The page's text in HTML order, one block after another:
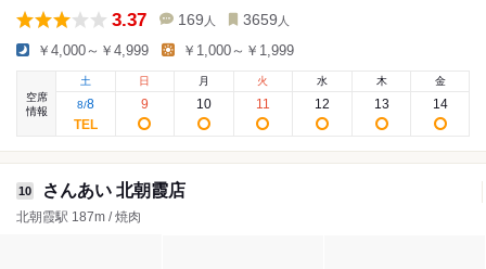
3.37 169 人 3659 人
￥4,000～￥4,999 ￥1,000～￥1,999
空席
情報
土
8/8
日
9
月
10
火
11
水
12
木
13
金
14
10 さんあい 北朝霞店
北朝霞駅 187m / 焼肉